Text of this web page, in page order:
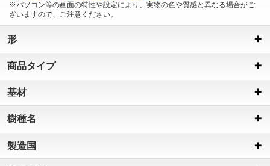
※パソコン等の画面の特性や設定により、実物の色や質感と異なる場合がご
ざいますので、ご注意ください。
形
商品タイプ
基材
樹種名
製造国